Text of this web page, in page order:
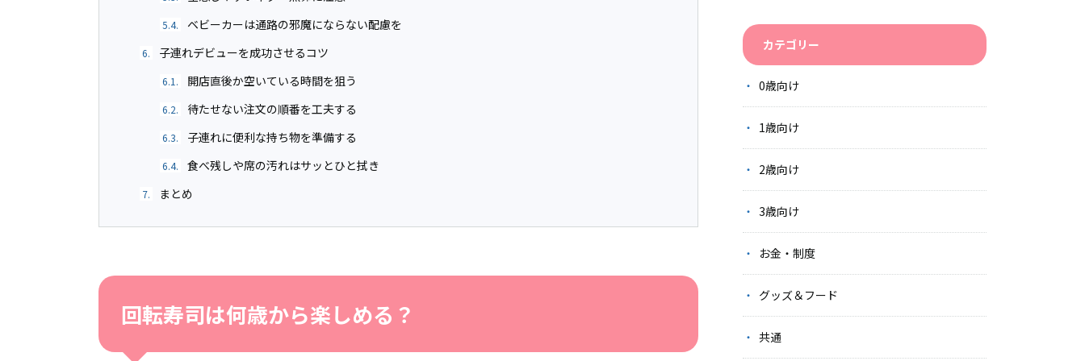
5.4. ベビーカーは通路の邪魔にならない配慮を
6. 子連れデビューを成功させるコツ
6.1. 開店直後か空いている時間を狙う
6.2. 待たせない注文の順番を工夫する
6.3. 子連れに便利な持ち物を準備する
6.4. 食べ残しや席の汚れはサッとひと拭き
7. まとめ
回転寿司は何歳から楽しめる？
カテゴリー
0歳向け
1歳向け
2歳向け
3歳向け
お金・制度
グッズ＆フード
共通